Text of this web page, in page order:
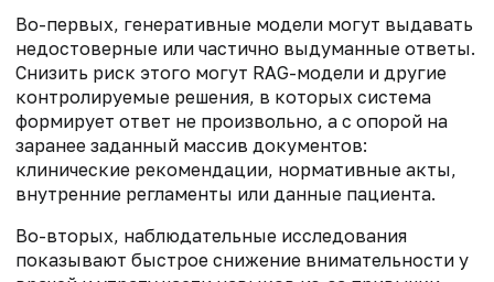
Во-первых, генеративные модели могут выдавать
недостоверные или частично выдуманные ответы.
Снизить риск этого могут RAG-модели и другие
контролируемые решения, в которых система
формирует ответ не произвольно, а с опорой на
заранее заданный массив документов:
клинические рекомендации, нормативные акты,
внутренние регламенты или данные пациента.
Во-вторых, наблюдательные исследования
показывают быстрое снижение внимательности у